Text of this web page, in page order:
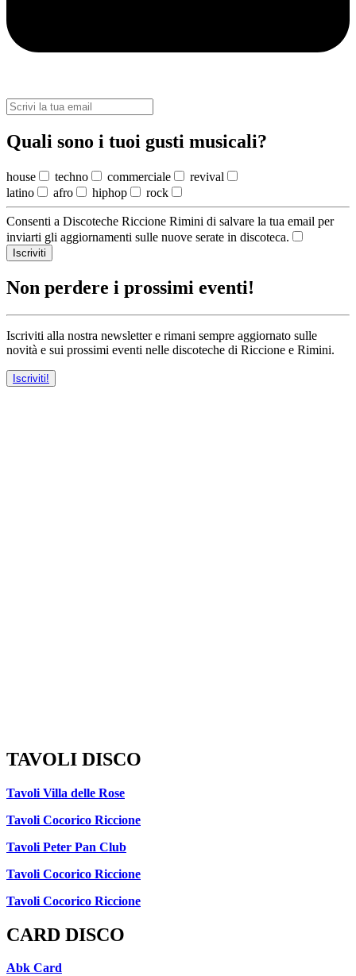
Quali sono i tuoi gusti musicali?
house techno commerciale
revival
latino
afro hiphop rock
Consenti a Discoteche Riccione Rimini di salvare la tua email per
inviarti gli aggiornamenti sulle nuove serate in discoteca.
Iscriviti
Non perdere i prossimi eventi!
Iscriviti alla nostra newsletter e rimani sempre aggiornato sulle
novità e sui prossimi eventi nelle discoteche di Riccione e Rimini.
Iscriviti!
TAVOLI DISCO
Tavoli Villa delle Rose
Tavoli Cocorico Riccione
Tavoli Peter Pan Club
Tavoli Cocorico Riccione
Tavoli Cocorico Riccione
CARD DISCO
Abk Card